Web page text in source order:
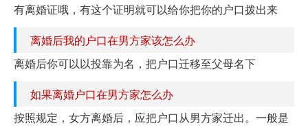
有离婚证哦，有这个证明就可以给你把你的户口拨出来
离婚后我的户口在男方家该怎么办
离婚后你可以以投靠为名，把户口迁移至父母名下
如果离婚户口在男方家怎么办
按照规定，女方离婚后，应把户口从男方家迁出。一般是